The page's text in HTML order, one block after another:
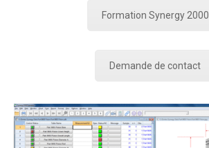
Formation Synergy 2000
Demande de contact